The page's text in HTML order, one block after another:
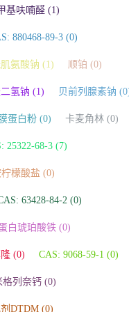
基呋喃醛 (1)
880468-89-3 (0)
氨酸钠 (1) 顺铂 (0)
氢钠 (1) 贝前列腺素钠
蛋白粉 (0) 卡麦角林 (0)
25322-68-3 (7)
檬酸盐 (0)
63428-84-2 (0)
白琥珀酸铁 (0)
(0) CAS: 9068-59-1 (0)
格列奈钙 (0)
DTDM (0)